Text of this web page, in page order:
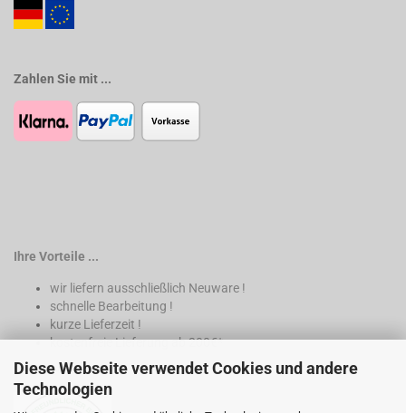
Diese Webseite verwendet Cookies und andere
Technologien
Zahlen Sie mit ...
Ihre Vorteile ...
wir liefern ausschließlich Neuware !
schnelle Bearbeitung !
kurze Lieferzeit !
kostenfreie Lieferung ab 200€*
* nur innerhalb Deutschland